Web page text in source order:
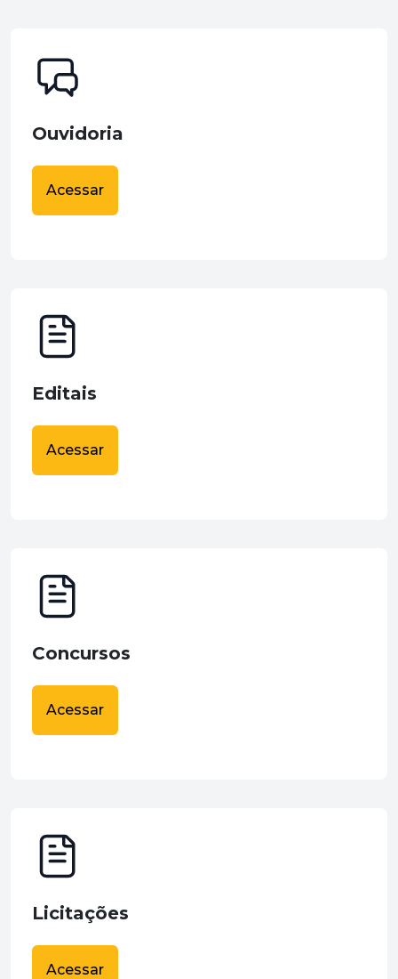
Ouvidoria
Acessar
Editais
Acessar
Concursos
Acessar
Licitações
Acessar